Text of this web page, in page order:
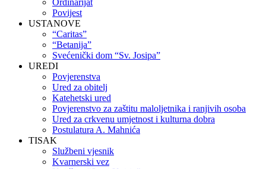
Ordinarijat
Povijest
USTANOVE
“Caritas”
“Betanija”
Svećenički dom “Sv. Josipa”
UREDI
Povjerenstva
Ured za obitelj
Katehetski ured
Povjerenstvo za zaštitu maloljetnika i ranjivih osoba
Ured za crkvenu umjetnost i kulturna dobra
Postulatura A. Mahnića
TISAK
Službeni vjesnik
Kvarnerski vez